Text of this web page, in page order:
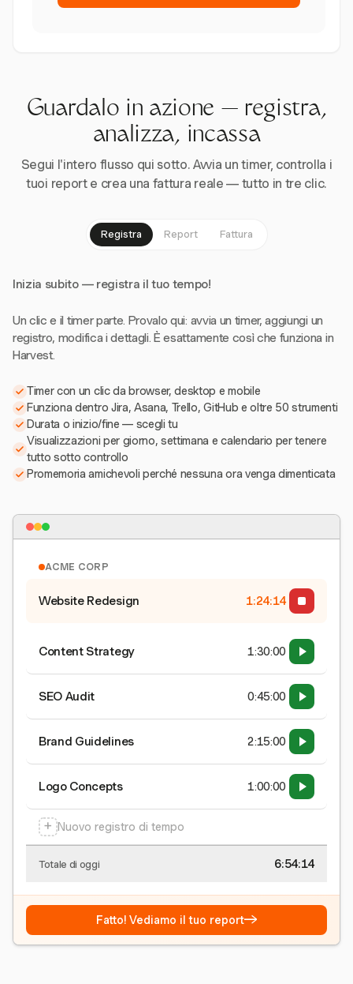
Guardalo in azione — registra,
analizza, incassa
Segui l'intero flusso qui sotto. Avvia un timer, controlla i
tuoi report e crea una fattura reale — tutto in tre clic.
Registra Report Fattura
Inizia subito — registra il tuo tempo!
Un clic e il timer parte. Provalo qui: avvia un timer, aggiungi un
registro, modifica i dettagli. È esattamente così che funziona in
Harvest.
Timer con un clic da browser, desktop e mobile
Funziona dentro Jira, Asana, Trello, GitHub e oltre 50 strumenti
Durata o inizio/fine — scegli tu
Visualizzazioni per giorno, settimana e calendario per tenere
tutto sotto controllo
Promemoria amichevoli perché nessuna ora venga dimenticata
ACME CORP
Website Redesign 1:24:15
Content Strategy 1:30:00
SEO Audit 0:45:00
Brand Guidelines 2:15:00
Logo Concepts 1:00:00
+ Nuovo registro di tempo
Totale di oggi 6:54:15
Fatto! Vediamo il tuo report→